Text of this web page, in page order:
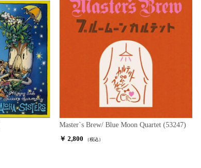
Master`s Brew/ Blue Moon Quartet (53247)
￥ 2,800
（税込）